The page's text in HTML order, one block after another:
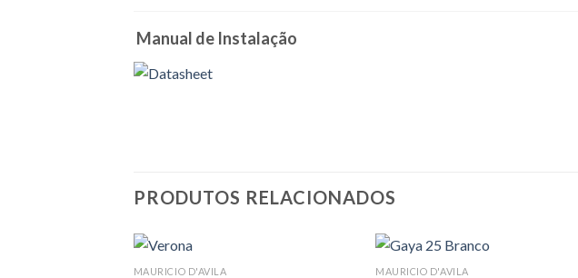
Manual de Instalação
PRODUTOS RELACIONADOS
MAURICIO D'AVILA MAURICIO D'AVILA